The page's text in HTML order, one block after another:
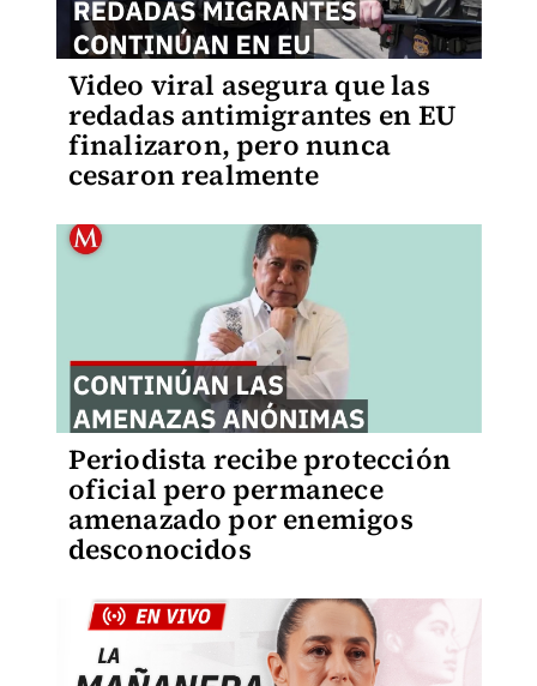
Video viral asegura que las
redadas antimigrantes en EU
finalizaron, pero nunca
cesaron realmente
Periodista recibe protección
oficial pero permanece
amenazado por enemigos
desconocidos